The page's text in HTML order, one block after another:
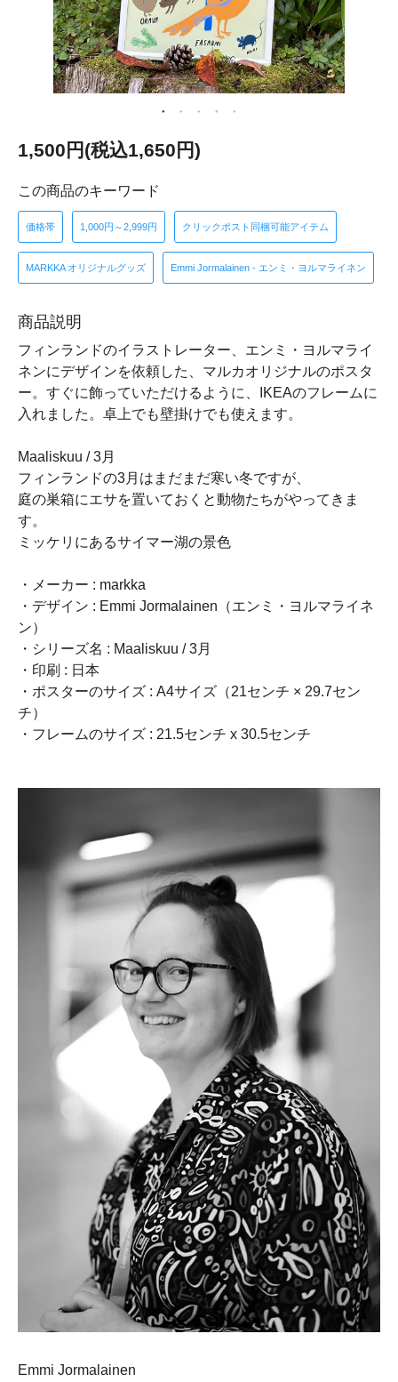
1,500円(税込1,650円)
この商品のキーワード
価格帯 1,000円～2,999円 クリックポスト同梱可能アイテム
MARKKA オリジナルグッズ Emmi Jormalainen - エンミ・ヨルマライネン
商品説明
フィンランドのイラストレーター、エンミ・ヨルマライ
ネンにデザインを依頼した、マルカオリジナルのポスタ
ー。すぐに飾っていただけるように、IKEAのフレームに
入れました。卓上でも壁掛けでも使えます。
Maaliskuu / 3月
フィンランドの3月はまだまだ寒い冬ですが、
庭の巣箱にエサを置いておくと動物たちがやってきま
す。
ミッケリにあるサイマー湖の景色
・メーカー : markka
・デザイン : Emmi Jormalainen（エンミ・ヨルマライネ
ン）
・シリーズ名 : Maaliskuu / 3月
・印刷 : 日本
・ポスターのサイズ : A4サイズ（21センチ × 29.7セン
チ）
・フレームのサイズ : 21.5センチ x 30.5センチ
Emmi Jormalainen